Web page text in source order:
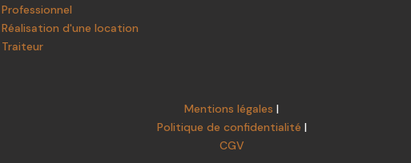
Professionnel
Réalisation d'une location
Traiteur
Mentions légales |
Politique de confidentialité |
CGV